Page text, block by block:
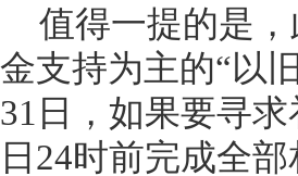
值得一提的是
金支持为主的“以
31日，如果要寻
日24时前完成全